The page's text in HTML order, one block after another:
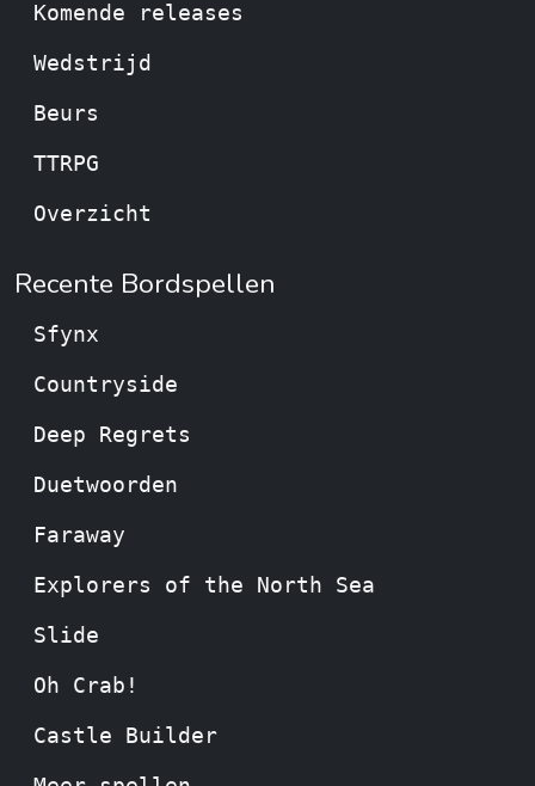
Komende releases
Wedstrijd
Beurs
TTRPG
Overzicht
Recente Bordspellen
Sfynx
Countryside
Deep Regrets
Duetwoorden
Faraway
Explorers of the North Sea
Slide
Oh Crab!
Castle Builder